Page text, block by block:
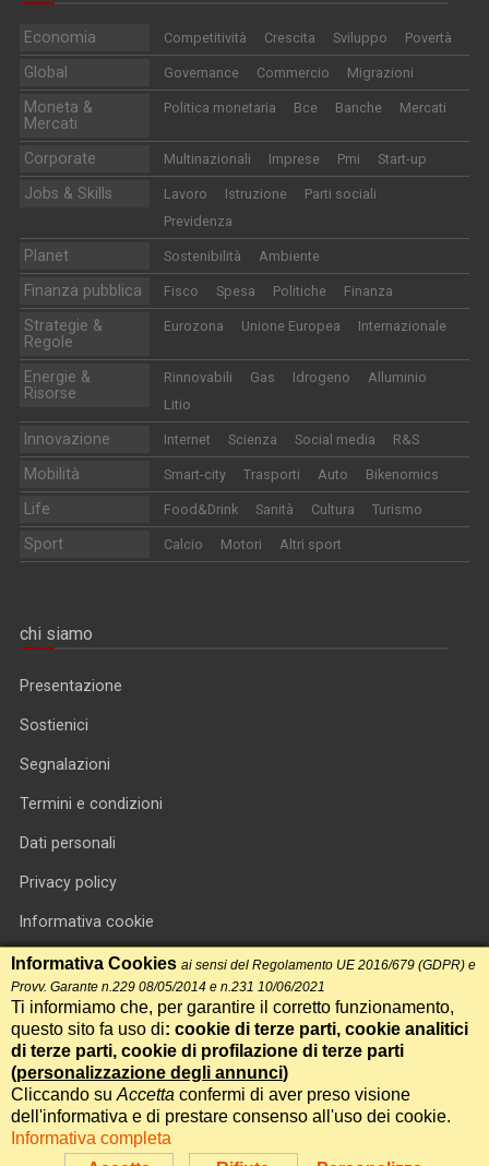
Economia Competitività Crescita Sviluppo Povertà
Global Governance Commercio Migrazioni
Moneta &
Mercati
Politica monetaria Bce Banche Mercati
Corporate Multinazionali Imprese Pmi Start-up
Jobs & Skills Lavoro Istruzione
Parti sociali
Previdenza
Planet Sostenibilità Ambiente
Finanza pubblica Fisco Spesa Politiche Finanza
Strategie &
Regole
Eurozona Unione Europea Internazionale
Energie &
Risorse
Rinnovabili Gas Idrogeno
Alluminio
Litio
Innovazione Internet Scienza Social media R&S
Mobilità Smart-city Trasporti Auto Bikenomics
Life Food&Drink Sanità Cultura Turismo
Sport Calcio Motori Altri sport
chi siamo
Presentazione
Sostienici
Segnalazioni
Termini e condizioni
Dati personali
Privacy policy
Informativa cookie
RSS feed
RSS Top News
Contatti
International Communication S.r.l. • P.IVA 14478081004 • Testata
giornalistica n.191, reg. Tribunale di Roma del 14/12/2017
Informativa Cookies ai sensi del Regolamento UE 2016/679 (GDPR) e
Provv. Garante n.229 08/05/2014 e n.231 10/06/2021
Ti informiamo che, per garantire il corretto funzionamento,
questo sito fa uso di: cookie di terze parti, cookie analitici
di terze parti, cookie di profilazione di terze parti
(personalizzazione degli annunci)
Cliccando su Accetta confermi di aver preso visione
dell'informativa e di prestare consenso all'uso dei cookie.
Informativa completa